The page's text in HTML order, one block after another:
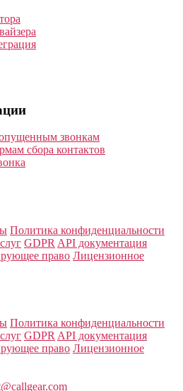
звонкам
сбора контактов
Политика конфиденциальности
GDPR API документация
право Лицензионное
Политика конфиденциальности
GDPR API документация
право Лицензионное